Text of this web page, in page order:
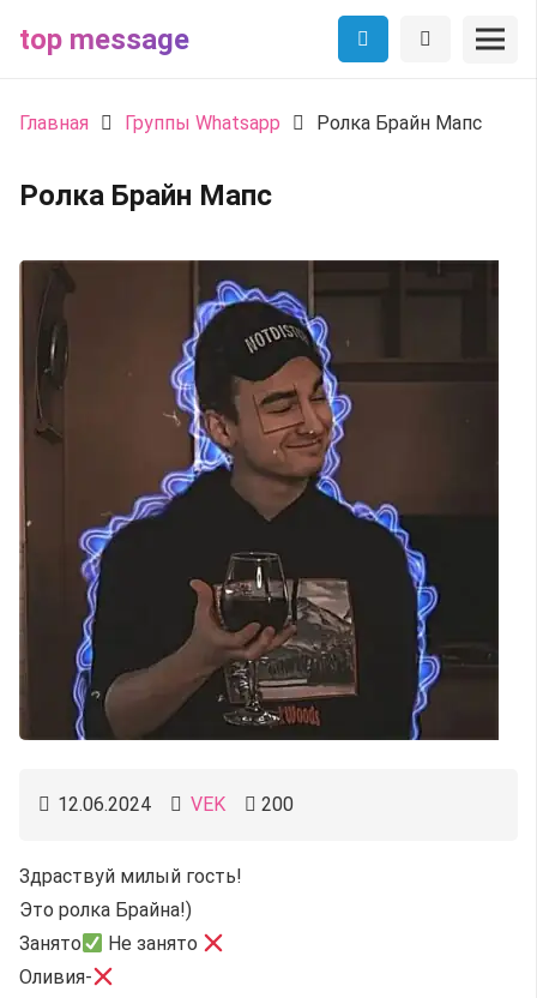
top message
Главная Группы Whatsapp Ролка Брайн Мапс
Ролка Брайн Мапс
12.06.2024 VEK 200
Здраствуй милый гость!
Это ролка Брайна!)
Занято
Не занято
Оливия-